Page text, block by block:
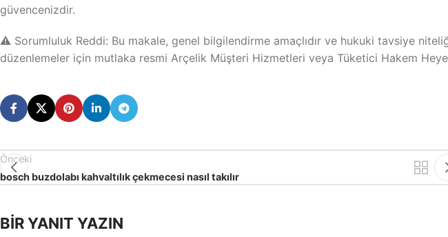
güvencenizdir.
⚠️ Sorumluluk Reddi: Bu makale, genel bilgilendirme amaçlıdır ve hukuki tavsiye
düzenlemeler için mutlaka resmi Arçelik Müşteri Hizmetleri veya Tüketici Hakem
Önceki
bosch buzdolabı kahvaltılık çekmecesi nasıl takılır
BIR YANIT YAZIN